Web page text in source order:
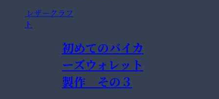
レザークラフ
ト
初めてのバイカ
ーズウォレット
製作 その３